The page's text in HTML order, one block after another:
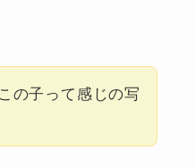
の子って感じの写